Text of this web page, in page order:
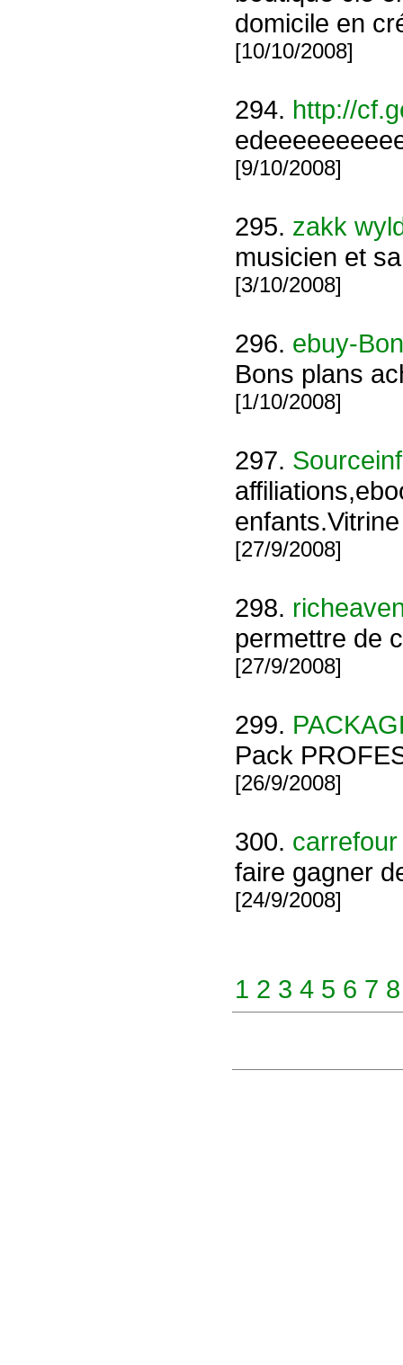
domicile en
[10/10/2008]
294. http://
[9/10/2008]
295. zakk
musicien et
[3/10/2008]
296. ebuy-
Bons plans
[1/10/2008]
297.
[27/9/2008]
298.
permettre de
[27/9/2008]
299.
Pack
[26/9/2008]
300.
faire gagner
[24/9/2008]
1 2 3 4 5 6 7 8